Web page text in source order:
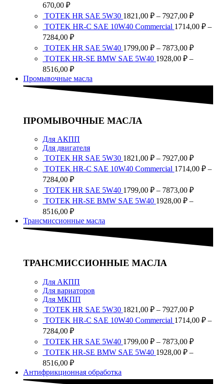
670,00 ₽
ТОТЕК HR SAE 5W30 1821,00 ₽ – 7927,00 ₽
цен:
TOTEK HR-C SAE 10W40 Commercial 1714,00 ₽ –
7284,00 ₽Диапазон
цен:
1714,00 ₽
–
ТОТЕК HR SAE 5W40 1799,00 ₽ – 7873,00 ₽
ТОТЕК HR-SE BMW SAE 5W40 1928,00 ₽ –
8516,00 ₽Диапазон
цен:
1928,00 ₽
Промывочные масла
ПРОМЫВОЧНЫЕ МАСЛА
Для АКПП
Для двигателя
ТОТЕК HR SAE 5W30 1821,00 ₽ – 7927,00 ₽
цен:
TOTEK HR-C SAE 10W40 Commercial 1714,00 ₽ –
7284,00 ₽Диапазон
цен:
1714,00 ₽
–
ТОТЕК HR SAE 5W40 1799,00 ₽ – 7873,00 ₽
ТОТЕК HR-SE BMW SAE 5W40 1928,00 ₽ –
8516,00 ₽Диапазон
цен:
1928,00 ₽
Трансмиссионные масла
ТРАНСМИССИОННЫЕ МАСЛА
Для АКПП
Для вариаторов
Для МКПП
ТОТЕК HR SAE 5W30 1821,00 ₽ – 7927,00 ₽
цен:
TOTEK HR-C SAE 10W40 Commercial 1714,00 ₽ –
7284,00 ₽Диапазон
цен:
1714,00 ₽
–
ТОТЕК HR SAE 5W40 1799,00 ₽ – 7873,00 ₽
ТОТЕК HR-SE BMW SAE 5W40 1928,00 ₽ –
8516,00 ₽Диапазон
цен:
1928,00 ₽
Антифрикционная обработка